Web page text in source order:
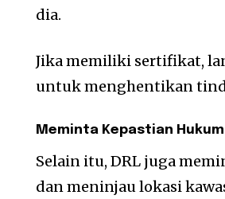
dia.
Jika memiliki sertifikat,
untuk menghentikan
Meminta Kepastian Hukum
Selain itu, DRL juga
dan meninjau lokasi